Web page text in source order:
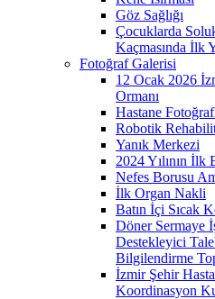
Göz Sağlığı
Çocuklarda
Kaçmasında İlk
Fotoğraf Galerisi
12 Ocak 2026
Ormanı
Hastane
Robotik
Yanık Merkezi
2024 Yılının İlk
Nefes Borusu
İlk Organ Nakli
Batın İçi Sıcak
Döner Sermaye
Destekleyici
Bilgilendirme
İzmir Şehir
Koordinasyon